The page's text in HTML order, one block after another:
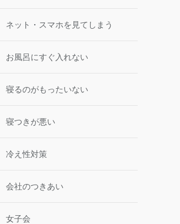
ネット・スマホを見てしまう
お風呂にすぐ入れない
寝るのがもったいない
寝つきが悪い
冷え性対策
会社のつきあい
女子会